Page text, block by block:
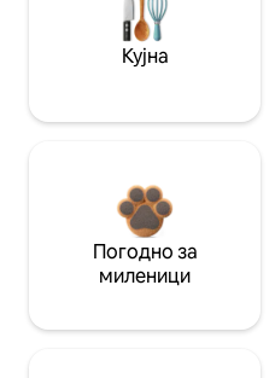
Кујна
Погодно за
миленици